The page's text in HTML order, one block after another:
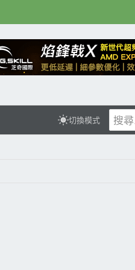
切換模式